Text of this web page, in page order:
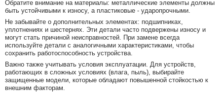
Обратите внимание на материалы: металлические элементы должны
быть устойчивыми к износу, а пластиковые - ударопрочными.
Не забывайте о дополнительных элементах: подшипниках,
уплотнениях и шестернях. Эти детали часто подвержены износу и
могут стать причиной неисправностей. При замене всегда
используйте детали с аналогичными характеристиками, чтобы
сохранить работоспособность устройства.
Важно также учитывать условия эксплуатации. Для устройств,
работающих в сложных условиях (влага, пыль), выбирайте
защищенные модели, которые обладают повышенной стойкостью к
внешним факторам.